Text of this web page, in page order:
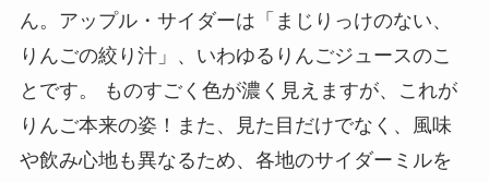
ん。アップル・サイダーは「まじりっけのない、
りんごの絞り汁」、いわゆるりんごジュースのこ
とです。 ものすごく色が濃く見えますが、これが
りんご本来の姿！また、見た目だけでなく、風味
や飲み心地も異なるため、各地のサイダーミルを